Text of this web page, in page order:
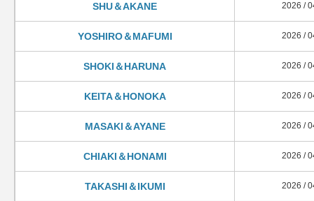
SHU＆AKANE 2026 /
YOSHIRO＆MAFUMI 2026 /
SHOKI＆HARUNA 2026 /
KEITA＆HONOKA 2026 /
MASAKI＆AYANE 2026 /
CHIAKI＆HONAMI 2026 /
TAKASHI＆IKUMI 2026 /